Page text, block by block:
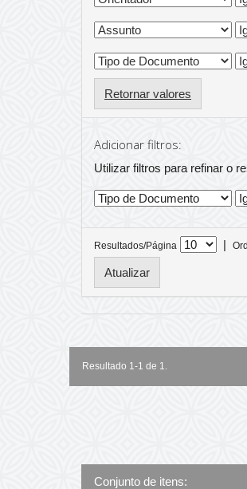
Retornar valores
Adicionar filtros:
Utilizar filtros para refinar o
Resultados/Página |
Resultado 1-1 de 1.
Conjunto de itens: